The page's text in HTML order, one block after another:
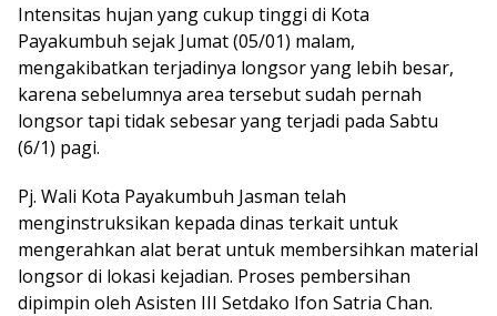
Intensitas hujan yang cukup tinggi di Kota
Payakumbuh sejak Jumat (05/01) malam,
mengakibatkan terjadinya longsor yang lebih besar,
karena sebelumnya area tersebut sudah pernah
longsor tapi tidak sebesar yang terjadi pada Sabtu
(6/1) pagi.
Pj. Wali Kota Payakumbuh Jasman telah
menginstruksikan kepada dinas terkait untuk
mengerahkan alat berat untuk membersihkan material
longsor di lokasi kejadian. Proses pembersihan
dipimpin oleh Asisten III Setdako Ifon Satria Chan.